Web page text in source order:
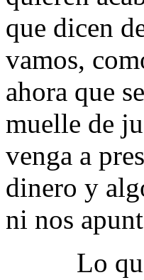
que dicen
vamos,
ahora que
muelle de
venga a
dinero y
ni nos
Lo que